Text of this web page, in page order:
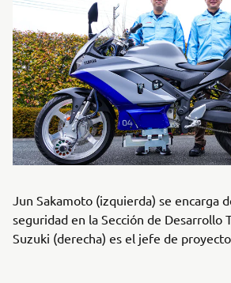
Jun Sakamoto (izquierda) se encarga
seguridad en la Sección de Desarrollo
Suzuki (derecha) es el jefe de